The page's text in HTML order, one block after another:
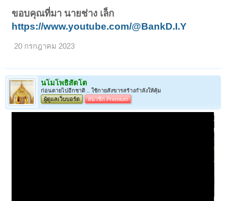
ขอบคุณที่มา นายช่าง เล็ก
https://www.youtube.com/@BankD.I.Y
20 กรกฎาคม 2023
นโมโพธิสัตโต
ก่อนตายไปอีกชาติ .. ใช้กายสังขารสร้างกำลังให้คุ้ม
ผู้ดูแลเว็บบอร์ด
สมาชิก Premium